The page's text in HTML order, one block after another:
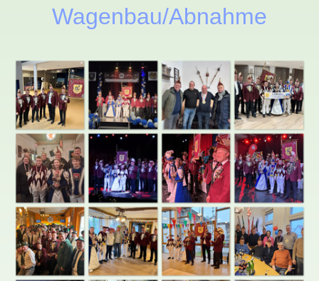
Wagenbau/Abnahme